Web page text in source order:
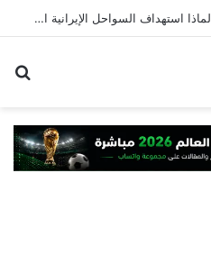
واشنطن تغيّر قواعد اللعبة …. لماذا استهداف السواحل الإيرانية الآن؟